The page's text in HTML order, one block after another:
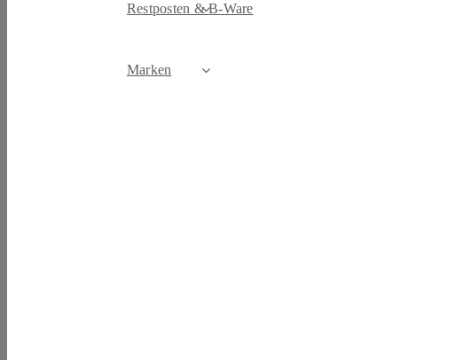
Restposten & B-Ware
Marken